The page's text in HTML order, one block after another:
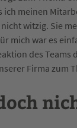
ich meinen
witzig. Sie
mich war es
des Teams
Firma zum